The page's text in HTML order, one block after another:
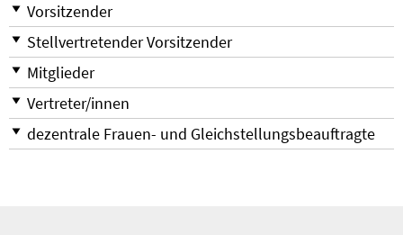
Vorsitzender
Stellvertretender Vorsitzender
Mitglieder
Vertreter/innen
dezentrale Frauen- und Gleichstellungsbeauftragte